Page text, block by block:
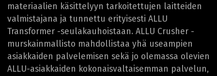
materiaalien käsittelyyn tarkoitettujen laitteiden
valmistajana ja tunnettu erityisesti ALLU
Transformer -seulakauhoistaan. ALLU Crusher -
murskainmallisto mahdollistaa yhä useampien
asiakkaiden palvelemisen sekä jo olemassa olevien
ALLU-asiakkaiden kokonaisvaltaisemman palvelun,